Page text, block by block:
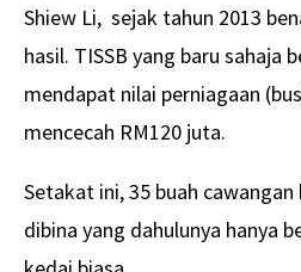
Shiew Li, sejak tahun 2013
hasil. TISSB yang baru sahaja
mendapat nilai perniagaan
mencecah RM120 juta.
Setakat ini, 35 buah
dibina yang dahulunya hanya